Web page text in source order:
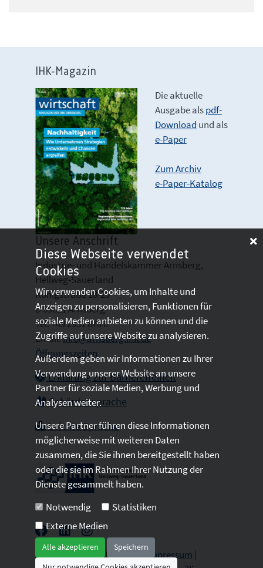
IHK-Magazin
Die aktuelle
Ausgabe alspdf-
Download und als
e-Paper
Zum Archiv
e-Paper-Katalog
Unsere Anschrift
Industrie- und Handelskammer Arnsberg,
Hellweg-Sauerland
Königstraße 18-20
D 59821 Arnsberg
Tel: +49 2931 878 0
Email:info@arnsberg.ihk.de
Öffnungszeiten
Erklärung zur Barrierefreiheit
Gebärdensprache
Leichte Sprache
2026 © All Rights Reserved.Impressum
Diese Webseite verwendet
Cookies
Wir verwenden Cookies, um Inhalte und
Anzeigen zu personalisieren, Funktionen für
soziale Medien anbieten zu können und die
Zugriffe auf unsere Website zu analysieren.
Außerdem geben wir Informationen zu Ihrer
Verwendung unserer Website an unsere
Partner für soziale Medien, Werbung und
Analysen weiter.
Unsere Partner führen diese Informationen
möglicherweise mit weiteren Daten
zusammen, die Sie ihnen bereitgestellt haben
oder die sie im Rahmen Ihrer Nutzung der
Dienste gesammelt haben.
Notwendig
Statistiken
Externe Medien
Alle akzeptieren
Speichern